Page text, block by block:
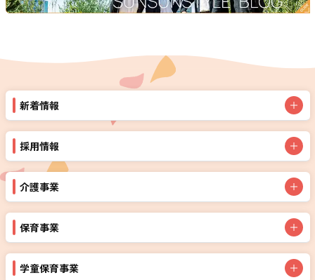
新着情報
採用情報
介護事業
保育事業
学童保育事業